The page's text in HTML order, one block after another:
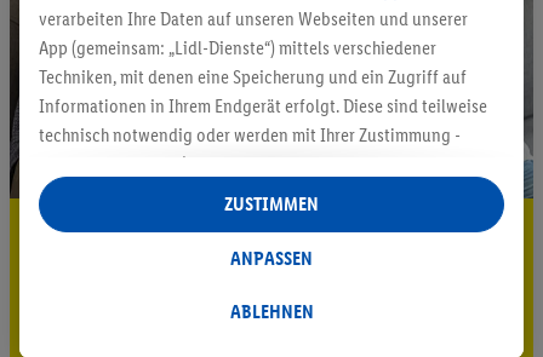
5.95 € Versand sparen³²ᵃ
verarbeiten Ihre Daten auf unseren Webseiten und unserer
App (gemeinsam: „Lidl-Dienste“) mittels verschiedener
Techniken, mit denen eine Speicherung und ein Zugriff auf
Informationen in Ihrem Endgerät erfolgt. Diese sind teilweise
technisch notwendig oder werden mit Ihrer Zustimmung -
auch durch Partner (u.a.
Verantwortliche; im Zusammenhang mit dem IAB TCF
insgesamt
Statistik-Erstellung oder für personalisierte Werbung
Datenverarbeitungen für personalisierte Werbung werden
ABLEHNEN
ANPASSEN
ZUSTIMMEN